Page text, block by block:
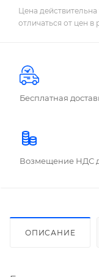
Цена
отличаться от цен в
Бесплатная
Возмещение НДС
ОПИСАНИЕ